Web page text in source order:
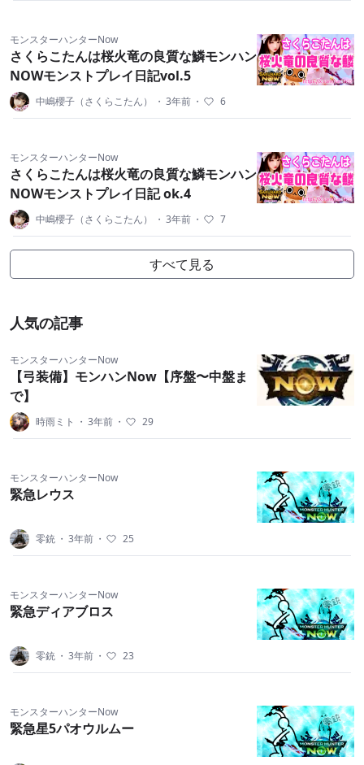
モンスターハンターNow
さくらこたんは桜火竜の良質な鱗モンハン
NOWモンストプレイ日記vol.5
中嶋櫻子（さくらこたん） ・ 3年前 ・ 6
モンスターハンターNow
さくらこたんは桜火竜の良質な鱗モンハン
NOWモンストプレイ日記 ok.4
中嶋櫻子（さくらこたん） ・ 3年前 ・ 7
すべて見る
人気の記事
モンスターハンターNow
【弓装備】モンハンNow【序盤〜中盤ま
で】
時雨ミト ・ 3年前 ・ 29
モンスターハンターNow
緊急レウス
零銃 ・ 3年前 ・ 25
モンスターハンターNow
緊急ディアブロス
零銃 ・ 3年前 ・ 23
モンスターハンターNow
緊急星5パオウルムー